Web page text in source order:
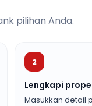
pilihan Anda.
2
Lengkapi
Masukkan detail